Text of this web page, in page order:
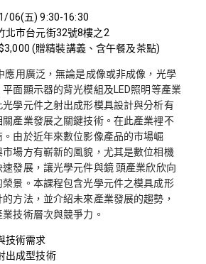
06(五) 9:30-16:30
北市台元街32號8樓之2
(贈精裝講義、含午餐及茶點)
應用廣泛，無論是成像或非成像，光學
面顯示器的背光模組及LED照明等產業
學元件之射出成形模具設計與分析有
產業發展之關鍵技術。在此產業裡不
由於近年來數位影像產品的市場崛
場方有嶄新的風貌，尤其是數位相機
發展，讓光學元件與鏡 頭產業欣欣向
景。本課程包含光學元件之模具成形
方法，並介紹未來產業發展的趨勢，
技術層次與競爭力。
技術需求
出成型技術